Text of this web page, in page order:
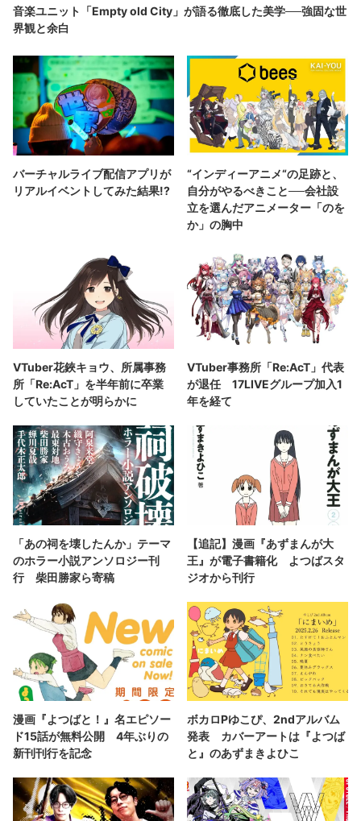
音楽ユニット「Empty old City」が語る徹底した美学──強固な世
界観と余白
バーチャルライブ配信アプリが
リアルイベントしてみた結果!?
“インディーアニメ“の足跡と、
自分がやるべきこと──会社設
立を選んだアニメーター「のを
か」の胸中
VTuber花鋏キョウ、所属事務
所「Re:AcT」を半年前に卒業
していたことが明らかに
VTuber事務所「Re:AcT」代表
が退任 17LIVEグループ加入1
年を経て
「あの祠を壊したんか」テーマ
のホラー小説アンソロジー刊
行 柴田勝家ら寄稿
【追記】漫画『あずまんが大
王』が電子書籍化 よつばスタ
ジオから刊行
漫画『よつばと！』名エピソー
ド15話が無料公開 4年ぶりの
新刊刊行を記念
ボカロPゆこぴ、2ndアルバム
発表 カバーアートは『よつば
と』のあずまきよひこ